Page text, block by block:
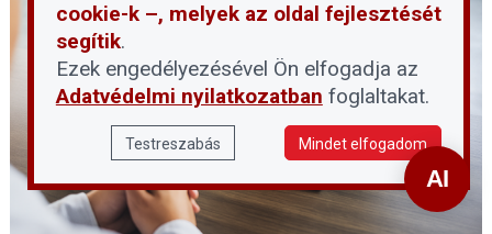
cookie-k –, melyek az oldal fejlesztését
segítik.
Ezek engedélyezésével Ön elfogadja az
Adatvédelmi nyilatkozatban foglaltakat.
Testreszabás Mindet elfogadom